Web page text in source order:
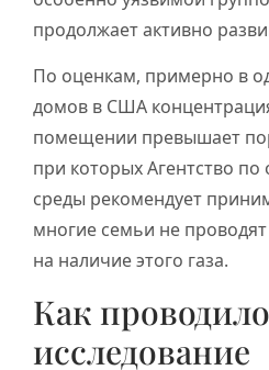
продолжает активно
По оценкам, примерно в
домов в США
помещении превышает
при которых Агентство
среды рекомендует
многие семьи не
на наличие этого газа.
Как
исследование